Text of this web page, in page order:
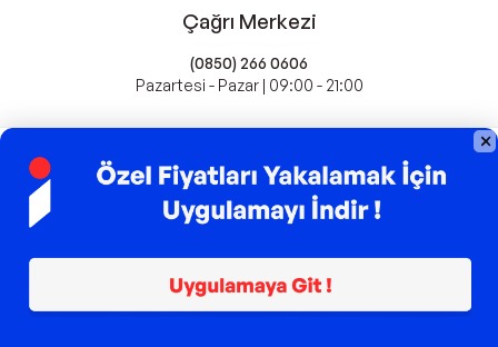
Popüler Markalar
Farmasi
Xiaomi
Lavazza
Fashcolle
Pro Plan
Çağrı Merkezi
(0850) 266 0606
Pazartesi - Pazar | 09:00 - 21:00